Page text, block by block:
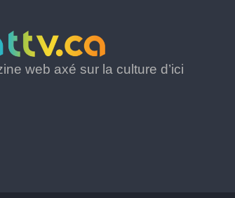
web axé sur la culture d’ici